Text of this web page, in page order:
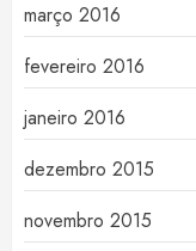
março 2016
fevereiro 2016
janeiro 2016
dezembro 2015
novembro 2015